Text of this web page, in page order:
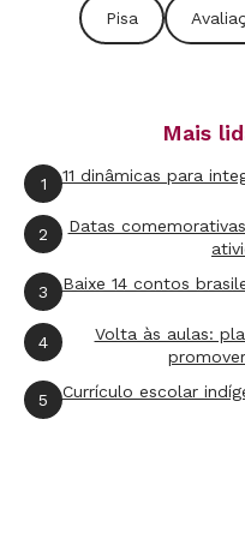
Para entender essa
5. Mapa
A familiaridade com
gráfica é a chave
local de decolagem
passa na área em
Questão A
Pisa
Mais
1 11 dinâmicas para
2
Datas
3 Baixe 14 contos
4
Volta às aulas:
5 Currículo escolar